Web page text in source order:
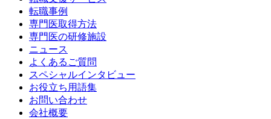
転職事例
専門医取得方法
専門医の研修施設
ニュース
よくあるご質問
スペシャルインタビュー
お役立ち用語集
お問い合わせ
会社概要